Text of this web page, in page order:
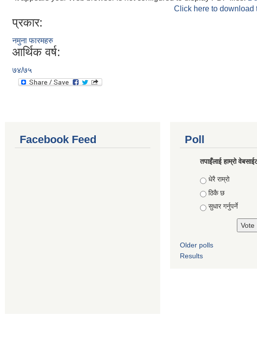
Click here to download
प्रकार:
नमुना फारमहरु
आर्थिक वर्ष:
७४/७५
Facebook Feed Poll
तपाइँलाई हाम्रो
Choices
धेरै राम्रो
ठिकै छ
सुधार गर्नुपर्ने
Older polls
Results